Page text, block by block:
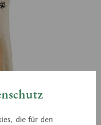
die für den